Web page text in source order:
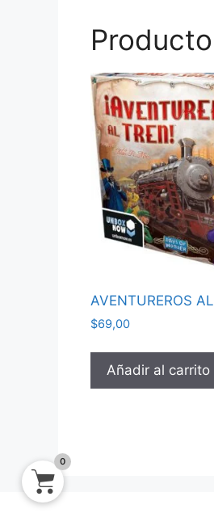
AVENTUREROS
$69,00
Añadir al carrito
0